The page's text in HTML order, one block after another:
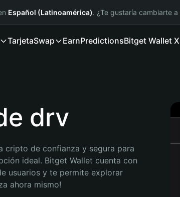
Español (Latinoamérica). ¿Te gustaría cambiarte a
TarjetaSwap EarnPredictionsBitget Wallet X
drv
cripto de confianza y segura para
ideal. Bitget Wallet cuenta con
usuarios y te permite explorar
ahora mismo!